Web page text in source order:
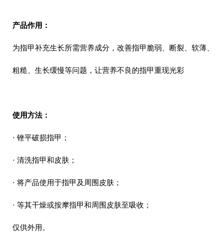
产品作用：
为指甲补充生长所需营养成分，改善指甲脆弱、断裂、软薄、
粗糙、生长缓慢等问题，让营养不良的指甲重现光彩
使用方法：
· 锉平破损指甲；
· 清洗指甲和皮肤；
· 将产品使用于指甲及周围皮肤；
· 等其干燥或按摩指甲和周围皮肤至吸收；
仅供外用。